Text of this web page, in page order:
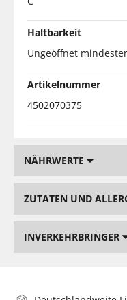
Haltbarkeit
Ungeöffnet
Artikelnummer
4502070375
NÄHRWERTE
ZUTATEN UND
INVERKEHRBRINGER